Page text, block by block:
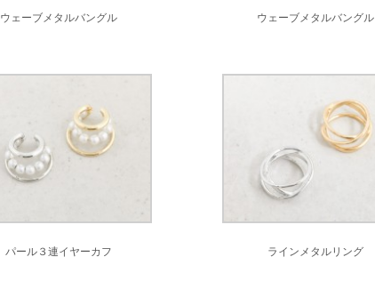
ウェーブメタルバングル ウェーブメタルバングル
パール３連イヤーカフ ラインメタルリング